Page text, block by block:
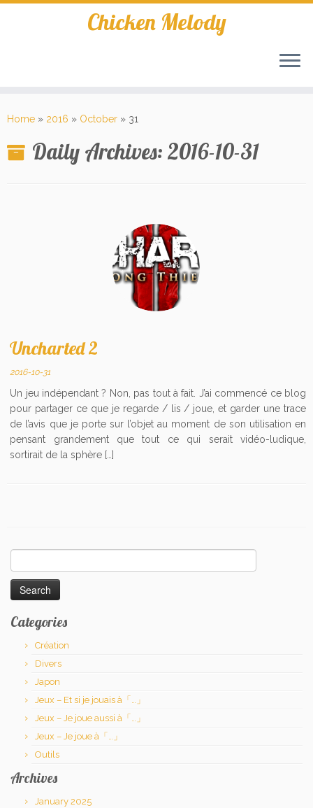
Skip
Chicken Melody
Home » 2016 » October » 31
Daily Archives: 2016-10-31
Uncharted 2
2016-10-31
Un jeu indépendant ? Non, pas tout à fait. J’ai commencé ce blog
pour partager ce que je regarde / lis / joue, et garder une trace
de l’avis que je porte sur l’objet au moment de son utilisation en
pensant grandement que tout ce qui serait vidéo-ludique,
sortirait de la sphère […]
for:
Categories
Création
Divers
Japon
Jeux – Et si je jouais à「…」
Jeux – Je joue aussi à「…」
Jeux – Je joue à「…」
Outils
Archives
January 2025